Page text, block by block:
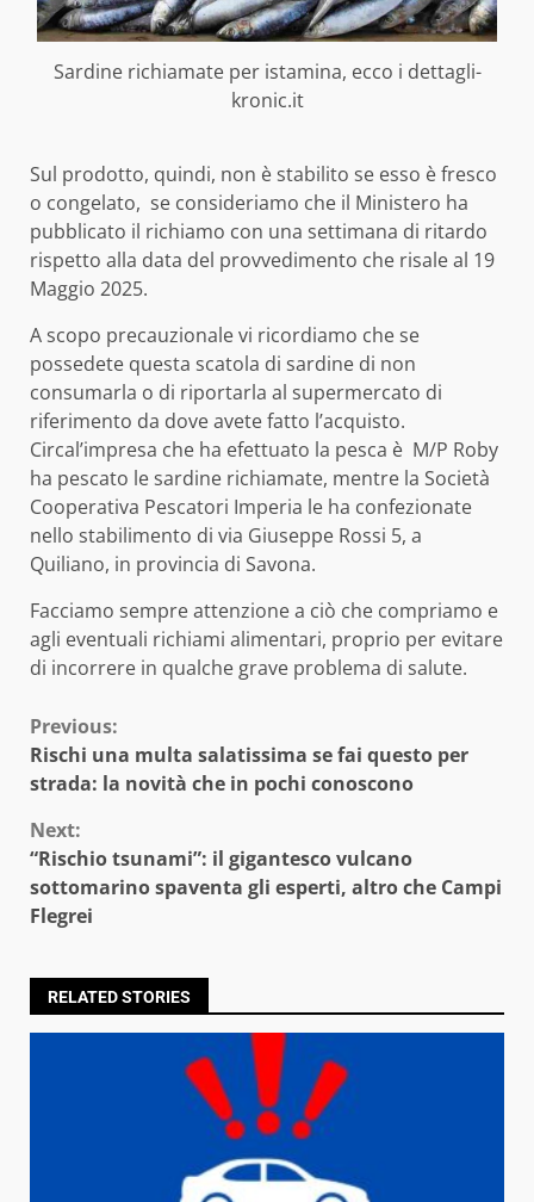
Sardine richiamate per istamina, ecco i dettagli-
kronic.it
Sul prodotto, quindi, non è stabilito se esso è fresco
o congelato, se consideriamo che il Ministero ha
pubblicato il richiamo con una settimana di ritardo
rispetto alla data del provvedimento che risale al 19
Maggio 2025.
A scopo precauzionale vi ricordiamo che se
possedete questa scatola di sardine di non
consumarla o di riportarla al supermercato di
riferimento da dove avete fatto l’acquisto.
Circal’impresa che ha efettuato la pesca è M/P Roby
ha pescato le sardine richiamate, mentre la Società
Cooperativa Pescatori Imperia le ha confezionate
nello stabilimento di via Giuseppe Rossi 5, a
Quiliano, in provincia di Savona.
Facciamo sempre attenzione a ciò che compriamo e
agli eventuali richiami alimentari, proprio per evitare
di incorrere in qualche grave problema di salute.
Continue
Reading
Previous:
Rischi una multa salatissima se fai questo per
strada: la novità che in pochi conoscono
Next:
“Rischio tsunami”: il gigantesco vulcano
sottomarino spaventa gli esperti, altro che Campi
Flegrei
RELATED STORIES